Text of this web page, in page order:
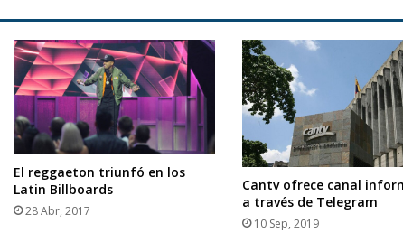
El reggaeton triunfó en los
Latin Billboards
28 Abr, 2017
Cantv ofrece canal
a través de Telegram
10 Sep, 2019